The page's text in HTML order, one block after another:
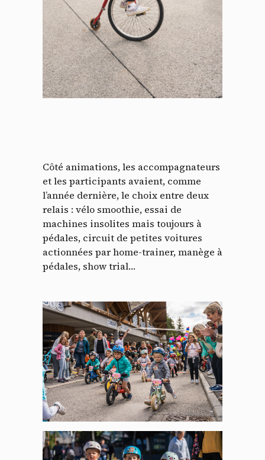
Côté animations, les accompagnateurs
et les participants avaient, comme
l’année dernière, le choix entre deux
relais : vélo smoothie, essai de
machines insolites mais toujours à
pédales, circuit de petites voitures
actionnées par home-trainer, manège à
pédales, show trial…